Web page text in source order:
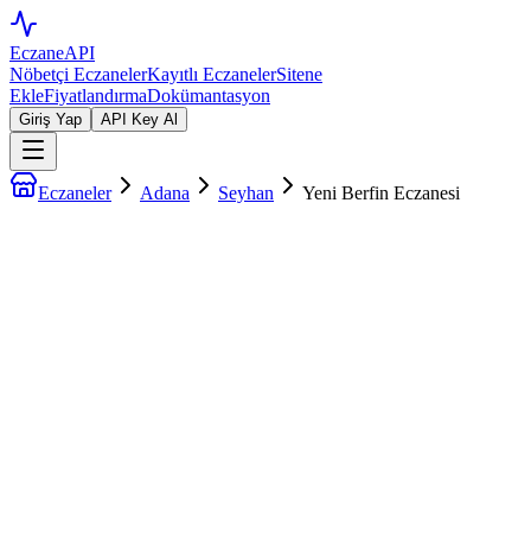
EczaneAPI
Nöbetçi EczanelerKayıtlı EczanelerSitene
EkleFiyatlandırmaDokümantasyon
Giriş Yap API Key Al
Eczaneler Adana Seyhan Yeni Berfin Eczanesi